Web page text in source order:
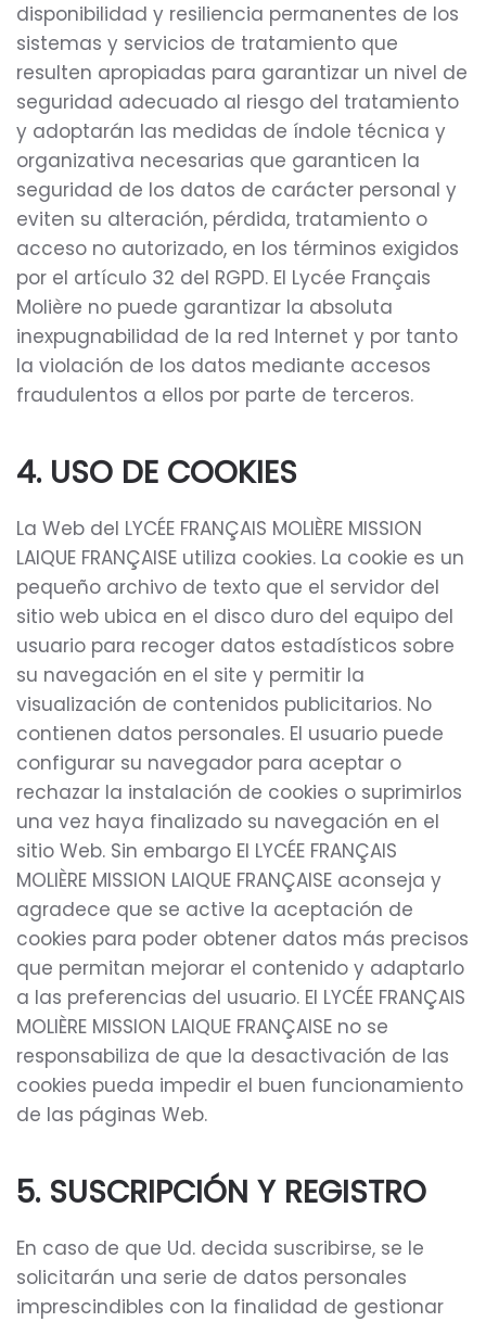
disponibilidad y resiliencia permanentes de los
sistemas y servicios de tratamiento que
resulten apropiadas para garantizar un nivel de
seguridad adecuado al riesgo del tratamiento
y adoptarán las medidas de índole técnica y
organizativa necesarias que garanticen la
seguridad de los datos de carácter personal y
eviten su alteración, pérdida, tratamiento o
acceso no autorizado, en los términos exigidos
por el artículo 32 del RGPD. El Lycée Français
Molière no puede garantizar la absoluta
inexpugnabilidad de la red Internet y por tanto
la violación de los datos mediante accesos
fraudulentos a ellos por parte de terceros.
4. USO DE COOKIES
La Web del LYCÉE FRANÇAIS MOLIÈRE MISSION
LAIQUE FRANÇAISE utiliza cookies. La cookie es un
pequeño archivo de texto que el servidor del
sitio web ubica en el disco duro del equipo del
usuario para recoger datos estadísticos sobre
su navegación en el site y permitir la
visualización de contenidos publicitarios. No
contienen datos personales. El usuario puede
configurar su navegador para aceptar o
rechazar la instalación de cookies o suprimirlos
una vez haya finalizado su navegación en el
sitio Web. Sin embargo El LYCÉE FRANÇAIS
MOLIÈRE MISSION LAIQUE FRANÇAISE aconseja y
agradece que se active la aceptación de
cookies para poder obtener datos más precisos
que permitan mejorar el contenido y adaptarlo
a las preferencias del usuario. El LYCÉE FRANÇAIS
MOLIÈRE MISSION LAIQUE FRANÇAISE no se
responsabiliza de que la desactivación de las
cookies pueda impedir el buen funcionamiento
de las páginas Web.
5. SUSCRIPCIÓN Y REGISTRO
En caso de que Ud. decida suscribirse, se le
solicitarán una serie de datos personales
imprescindibles con la finalidad de gestionar